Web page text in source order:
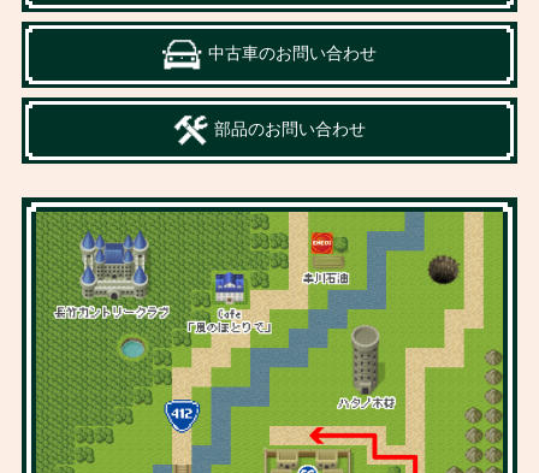
中古車のお問い合わせ
部品のお問い合わせ